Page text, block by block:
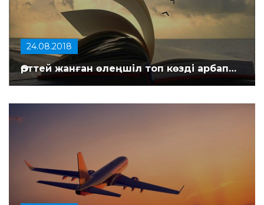
24.08.2018
Өрттей жанған өлеңшіл топ көзді арбап…